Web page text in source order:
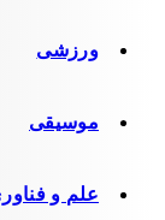
ورزشی
موسیقی
علم و